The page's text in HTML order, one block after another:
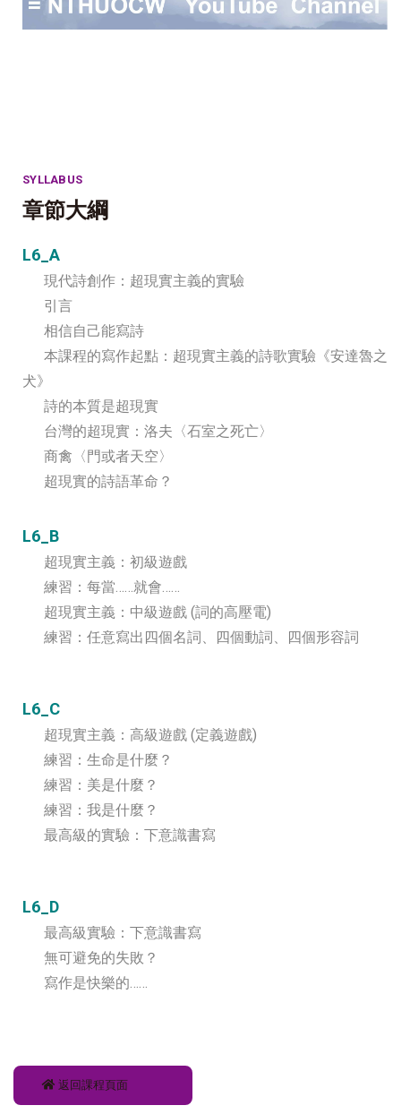
SYLLABUS
章節大綱
L6_A
現代詩創作：超現實主義的實驗
引言
相信自己能寫詩
本課程的寫作起點：超現實主義的詩歌實驗《安達魯之
犬》
詩的本質是超現實
台灣的超現實：洛夫〈石室之死亡〉
商禽〈門或者天空〉
超現實的詩語革命？
L6_B
超現實主義：初級遊戲
練習：每當……就會……
超現實主義：中級遊戲 (詞的高壓電)
練習：任意寫出四個名詞、四個動詞、四個形容詞
L6_C
超現實主義：高級遊戲 (定義遊戲)
練習：生命是什麼？
練習：美是什麼？
練習：我是什麼？
最高級的實驗：下意識書寫
L6_D
最高級實驗：下意識書寫
無可避免的失敗？
寫作是快樂的……
返回課程頁面